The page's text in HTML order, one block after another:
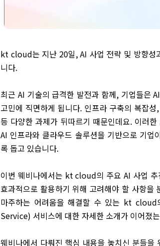
kt cloud는 지난 20일, AI 사업 전략 및 방향성
니다.
최근 AI 기술의 급격한 발전과 함께, 기업들은
고민에 직면하게 됩니다. 인프라 구축의 복잡
등 다양한 과제가 뒤따르기 때문인데요. 이러
AI 인프라와 클라우드 솔루션을 기반으로 기
록 돕고 있습니다.
이번 웨비나에서는 kt cloud의 주요 AI 사업
효과적으로 활용하기 위해 고려해야 할 사항을
마주하는 어려움을 해결할 수 있는 kt
Service) 서비스에 대한 자세한 소개가 이어졌
웨비나에서 다뤄진 핵심 내용을 놓치신 분들